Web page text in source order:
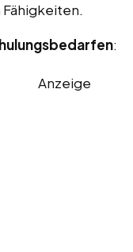
:
Anzeige